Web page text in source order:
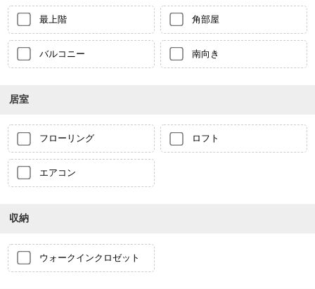
最上階 角部屋
バルコニー 南向き
居室
フローリング ロフト
エアコン
収納
ウォークインクロゼット